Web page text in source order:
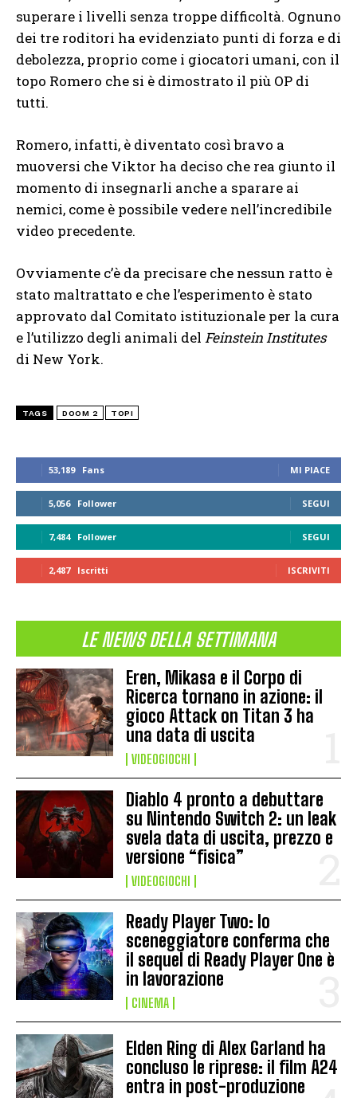
53,189 Fans MI PIACE
5,056 Follower SEGUI
7,484 Follower SEGUI
2,487 Iscritti ISCRIVITI
LE NEWS DELLA SETTIMANA
Eren, Mikasa e il Corpo di
Ricerca tornano in azione: il
gioco Attack on Titan 3 ha
una data di uscita
VIDEOGIOCHI
Diablo 4 pronto a debuttare
su Nintendo Switch 2: un leak
svela data di uscita, prezzo e
versione “fisica”
VIDEOGIOCHI
Ready Player Two: lo
sceneggiatore conferma che
il sequel di Ready Player One è
in lavorazione
CINEMA
Elden Ring di Alex Garland ha
concluso le riprese: il film A24
entra in post-produzione
superare i livelli senza troppe difficoltà. Ognuno
dei tre roditori ha evidenziato punti di forza e di
debolezza, proprio come i giocatori umani, con il
topo Romero che si è dimostrato il più OP di
tutti.
Romero, infatti, è diventato così bravo a
muoversi che Viktor ha deciso che rea giunto il
momento di insegnarli anche a sparare ai
nemici, come è possibile vedere nell’incredibile
video precedente.
Ovviamente c’è da precisare che nessun ratto è
stato maltrattato e che l’esperimento è stato
approvato dal Comitato istituzionale per la cura
e l’utilizzo degli animali del Feinstein Institutes
di New York.
TAGS DOOM 2 TOPI